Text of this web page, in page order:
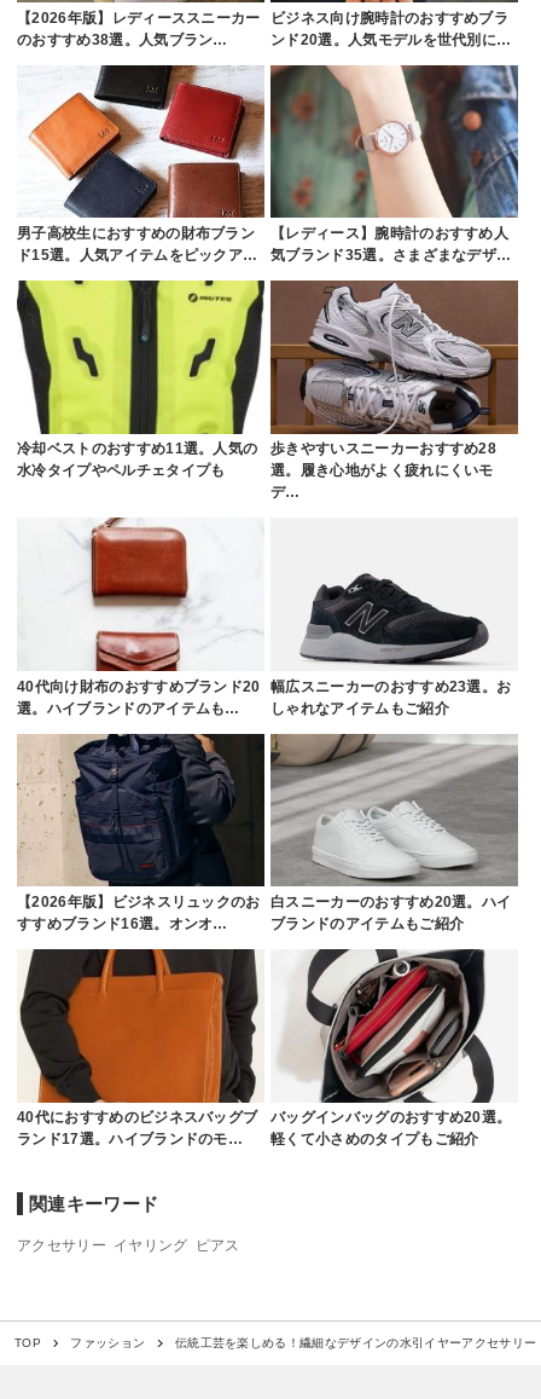
【2026年版】レディーススニーカー
のおすすめ38選。人気ブラン…
ビジネス向け腕時計のおすすめブラ
ンド20選。人気モデルを世代別に…
男子高校生におすすめの財布ブラン
ド15選。人気アイテムをピックア…
【レディース】腕時計のおすすめ人
気ブランド35選。さまざまなデザ…
冷却ベストのおすすめ11選。人気の
水冷タイプやペルチェタイプも
歩きやすいスニーカーおすすめ28
選。履き心地がよく疲れにくいモ
デ…
40代向け財布のおすすめブランド20
選。ハイブランドのアイテムも…
幅広スニーカーのおすすめ23選。お
しゃれなアイテムもご紹介
【2026年版】ビジネスリュックのお
すすめブランド16選。オンオ…
白スニーカーのおすすめ20選。ハイ
ブランドのアイテムもご紹介
40代におすすめのビジネスバッグブ
ランド17選。ハイブランドのモ…
バッグインバッグのおすすめ20選。
軽くて小さめのタイプもご紹介
関連キーワード
アクセサリー イヤリング ピアス
TOP ファッション 伝統工芸を楽しめる！繊細なデザインの水引イヤーアクセサリー